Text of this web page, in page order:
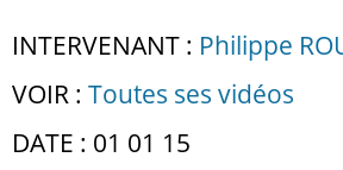
INTERVENANT : Philippe
VOIR : Toutes ses vidéos
DATE : 01 01 15